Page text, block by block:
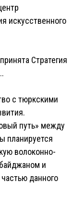
искусственного
Стратегия
с тюркскими
путь» между
планируется
волоконно-
и
данного